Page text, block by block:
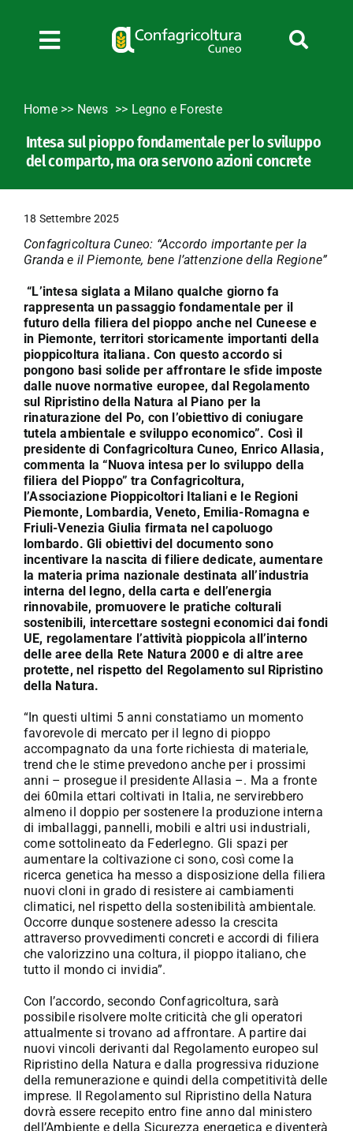
contenuto
Toggle
News
L’Agricoltore cuneese
Fotogallery
Lavora con noi
Contatti
Home>> News Legno e Foreste
Intesa sul pioppo fondamentale per lo sviluppo
del comparto, ma ora servono azioni concrete
18 Settembre 2025
Confagricoltura Cuneo: “Accordo importante per la
Granda e il Piemonte, bene l’attenzione della Regione”
“L’intesa siglata a Milano qualche giorno fa
rappresenta un passaggio fondamentale per il
futuro della filiera del pioppo anche nel Cuneese e
in Piemonte, territori storicamente importanti della
pioppicoltura italiana. Con questo accordo si
pongono basi solide per affrontare le sfide imposte
dalle nuove normative europee, dal Regolamento
sul Ripristino della Natura al Piano per la
rinaturazione del Po, con l’obiettivo di coniugare
tutela ambientale e sviluppo economico”. Così il
presidente di Confagricoltura Cuneo, Enrico Allasia,
commenta la “Nuova intesa per lo sviluppo della
filiera del Pioppo” tra Confagricoltura,
l’Associazione Pioppicoltori Italiani e le Regioni
Piemonte, Lombardia, Veneto, Emilia-Romagna e
Friuli-Venezia Giulia firmata nel capoluogo
lombardo. Gli obiettivi del documento sono
incentivare la nascita di filiere dedicate, aumentare
la materia prima nazionale destinata all’industria
interna del legno, della carta e dell’energia
rinnovabile, promuovere le pratiche colturali
sostenibili, intercettare sostegni economici dai fondi
UE, regolamentare l’attività pioppicola all’interno
delle aree della Rete Natura 2000 e di altre aree
protette, nel rispetto del Regolamento sul Ripristino
della Natura.
“In questi ultimi 5 anni constatiamo un momento
favorevole di mercato per il legno di pioppo
accompagnato da una forte richiesta di materiale,
trend che le stime prevedono anche per i prossimi
anni – prosegue il presidente Allasia –. Ma a fronte
dei 60mila ettari coltivati in Italia, ne servirebbero
almeno il doppio per sostenere la produzione interna
di imballaggi, pannelli, mobili e altri usi industriali,
come sottolineato da Federlegno. Gli spazi per
aumentare la coltivazione ci sono, così come la
ricerca genetica ha messo a disposizione della filiera
nuovi cloni in grado di resistere ai cambiamenti
climatici, nel rispetto della sostenibilità ambientale.
Occorre dunque sostenere adesso la crescita
attraverso provvedimenti concreti e accordi di filiera
che valorizzino una coltura, il pioppo italiano, che
tutto il mondo ci invidia”.
Con l’accordo, secondo Confagricoltura, sarà
possibile risolvere molte criticità che gli operatori
attualmente si trovano ad affrontare. A partire dai
nuovi vincoli derivanti dal Regolamento europeo sul
Ripristino della Natura e dalla progressiva riduzione
della remunerazione e quindi della competitività delle
imprese. Il Regolamento sul Ripristino della Natura
dovrà essere recepito entro fine anno dal ministero
dell’Ambiente e della Sicurezza energetica e diventerà